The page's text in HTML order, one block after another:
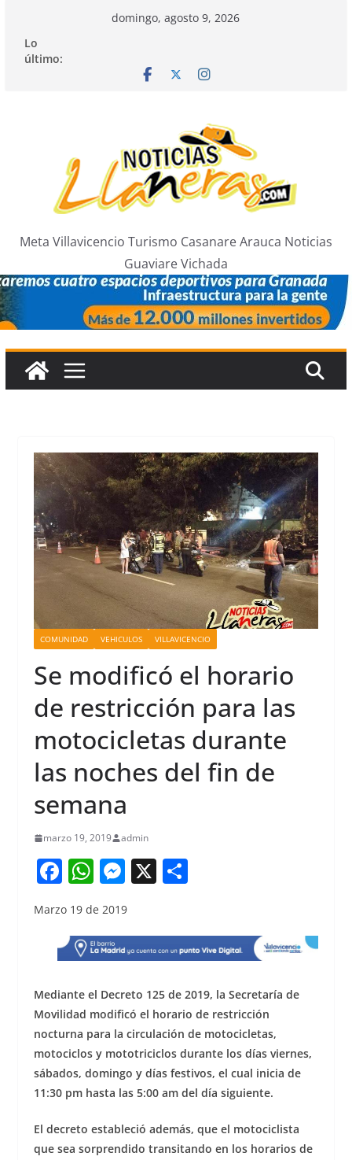
contenido
domingo, agosto 9, 2026
Lo
último:
Meta Villavicencio Turismo Casanare Arauca Noticias
Guaviare Vichada
COMUNIDAD VEHICULOS VILLAVICENCIO
Se modificó el horario
de restricción para las
motocicletas durante
las noches del fin de
semana
marzo 19, 2019 admin
F
c
e
b
o
o
k
W
at
s
A
p
p
M
ss
e
n
g
er
X S
e
Marzo 19 de 2019
Mediante el Decreto 125 de 2019, la Secretaría de
Movilidad modificó el horario de restricción
nocturna para la circulación de motocicletas,
motociclos y mototriciclos durante los días viernes,
sábados, domingo y días festivos, el cual inicia de
11:30 pm hasta las 5:00 am del día siguiente.
El decreto estableció además, que el motociclista
que sea sorprendido transitando en los horarios de